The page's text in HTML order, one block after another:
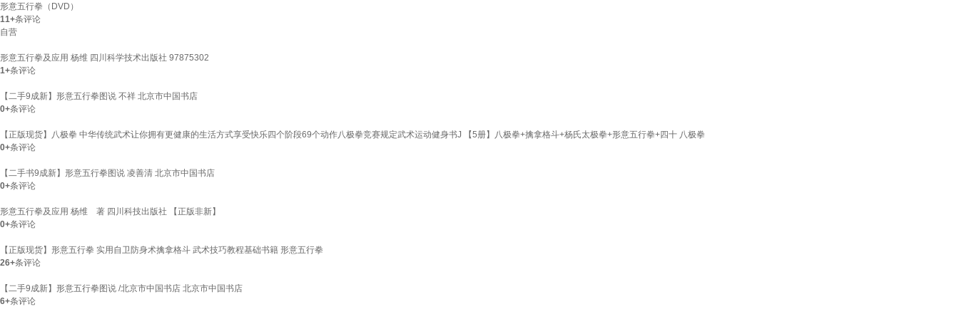
形意五行拳（DVD）
11+条评论
自营
形意五行拳及应用 杨维 四川科学技术出版社 97875302
1+条评论
【二手9成新】形意五行拳图说 不祥 北京市中国书店
0+条评论
【正版现货】八极拳 中华传统武术让你拥有更健康的生活方式享受快乐四个阶段69个动作八极拳竞赛规定武术运动健身书J 【5册】八极拳+擒拿格斗+杨氏太极拳+形意五行拳+四十 八极拳
0+条评论
【二手书9成新】形意五行拳图说 凌善清 北京市中国书店
0+条评论
形意五行拳及应用 杨维 著 四川科技出版社 【正版非新】
0+条评论
【正版现货】形意五行拳 实用自卫防身术擒拿格斗 武术技巧教程基础书籍 形意五行拳
26+条评论
【二手9成新】形意五行拳图说 /北京市中国书店 北京市中国书店
6+条评论